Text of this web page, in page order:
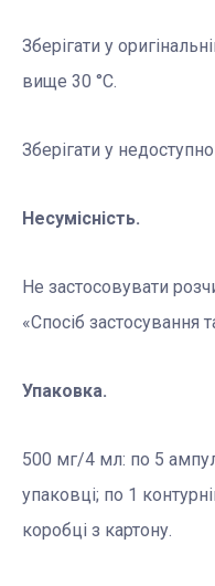
Зберігати у
вище 30 °С.
Зберігати у
Несумісність.
Не застосовувати
«Спосіб застосування
Упаковка.
500 мг/4 мл: по 5
упаковці; по 1
коробці з картону.